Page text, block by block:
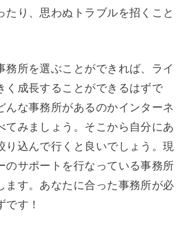
たり、思わぬトラブルを招くこと
務所を選ぶことができれば、ライ
く成長することができるはずで
んな事務所があるのかインターネ
てみましょう。そこから自分にあ
り込んで行くと良いでしょう。現
のサポートを行なっている事務所
ます。あなたに合った事務所が必
です！